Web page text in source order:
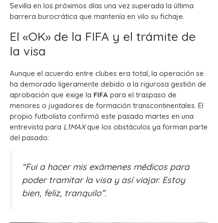
Sevilla en los próximos días una vez superada la última
barrera burocrática que mantenía en vilo su fichaje.
El «OK» de la FIFA y el trámite de
la visa
Aunque el acuerdo entre clubes era total, la operación se
ha demorado ligeramente debido a la rigurosa gestión de
aprobación que exige la FIFA para el traspaso de
menores o jugadores de formación transcontinentales. El
propio futbolista confirmó este pasado martes en una
entrevista para L1MAXque los obstáculos ya forman parte
del pasado:
“Fui a hacer mis exámenes médicos para
poder tramitar la visa y así viajar. Estoy
bien, feliz, tranquilo”.